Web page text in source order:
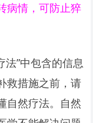
病情，可防止猝
法”中包含的信息
救措施之前，请
自然疗法。自然